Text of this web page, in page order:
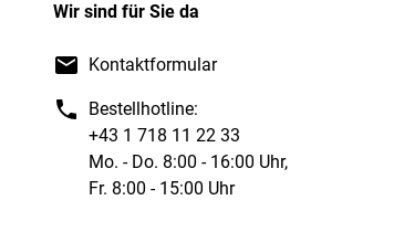
Wir sind für Sie da
Kontaktformular
Bestellhotline:
+43 1 718 11 22 33
Mo. - Do. 8:00 - 16:00 Uhr,
Fr. 8:00 - 15:00 Uhr